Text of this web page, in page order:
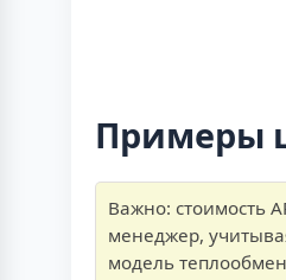
Примеры
Важно: стоимость
менеджер,
модель